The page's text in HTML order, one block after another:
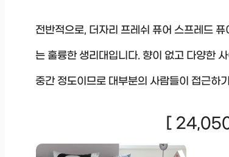
전반적으로, 더자리 프레쉬 퓨어 스프레드
는 훌륭한 생리대입니다. 향이 없고 다양한
중간 정도이므로 대부분의 사람들이 접근하
[